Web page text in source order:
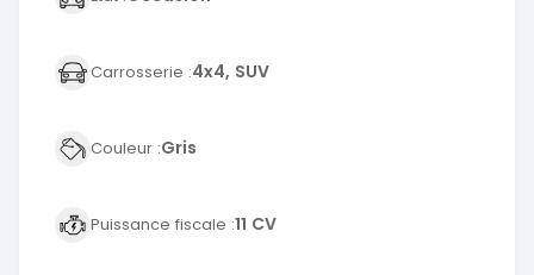
Carrosserie :4x4, SUV
Couleur :Gris
Puissance fiscale :11 CV